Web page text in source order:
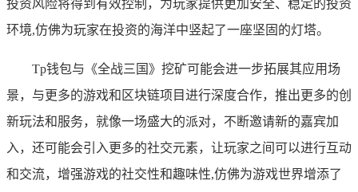
投资风险将得到有效控制，为玩家提供更加安全、稳定的投资
环境,仿佛为玩家在投资的海洋中竖起了一座坚固的灯塔。
Tp钱包与《全战三国》挖矿可能会进一步拓展其应用场
景，与更多的游戏和区块链项目进行深度合作，推出更多的创
新玩法和服务，就像一场盛大的派对，不断邀请新的嘉宾加
入，还可能会引入更多的社交元素，让玩家之间可以进行互动
和交流，增强游戏的社交性和趣味性,仿佛为游戏世界增添了